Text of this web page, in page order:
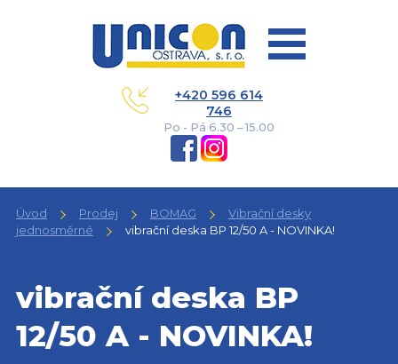
+420 596 614
746
Po - Pá 6.30 – 15.00
Úvod Prodej BOMAG
Vibrační desky
jednosměrné
vibrační deska BP 12/50 A - NOVINKA!
vibrační deska BP
12/50 A - NOVINKA!